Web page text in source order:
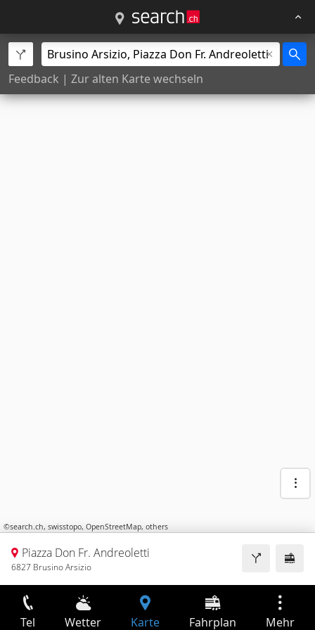
Feedback | Zur alten Karte wechseln
©search.ch, swisstopo, OpenStreetMap, others
Piazza Don Fr. Andreoletti
6827 Brusino Arsizio
Tel Wetter Karte Fahrplan Mehr